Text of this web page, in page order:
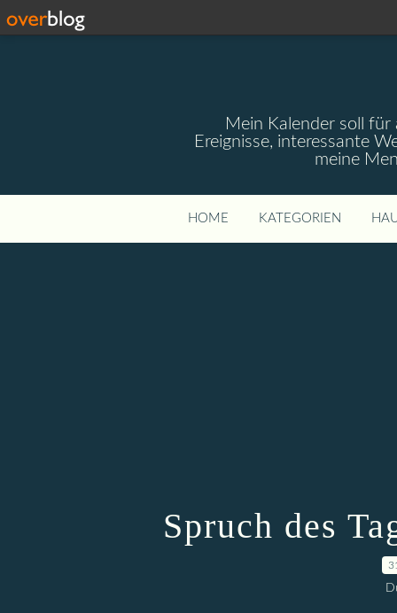
Mein Kalender soll für
Ereignisse, interessante
meine
HOME KATEGORIEN
Spruch des